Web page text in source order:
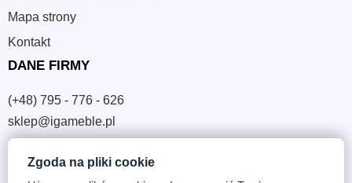
Mapa strony
Kontakt
DANE FIRMY
(+48) 795 - 776 - 626
sklep@igameble.pl
Sandomierska 4A
Zgoda na pliki cookie